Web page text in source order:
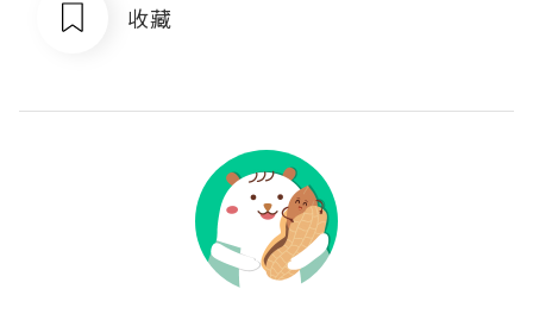
收藏